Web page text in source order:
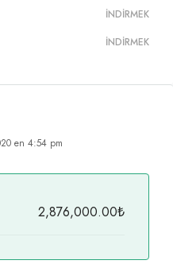
İNDIRMEK
İNDIRMEK
en 4:54 pm
2,876,000.00₺